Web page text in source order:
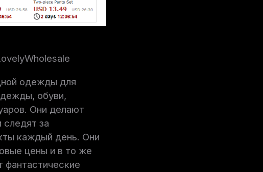
одежды для
обуви,
Они делают
за
каждый день. Они
цены и в то же